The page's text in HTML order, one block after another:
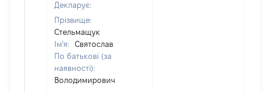
Декларує:
Прізвище:
Стельмащук
Ім'я:
Святослав
По батькові (за
наявності):
Володимирович